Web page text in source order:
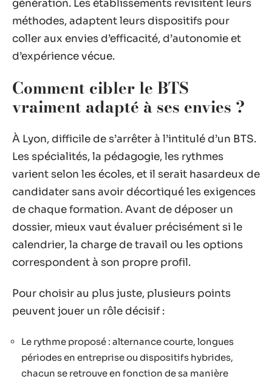
génération. Les établissements revisitent leurs
méthodes, adaptent leurs dispositifs pour
coller aux envies d’efficacité, d’autonomie et
d’expérience vécue.
Comment cibler le BTS
vraiment adapté à ses envies ?
À Lyon, difficile de s’arrêter à l’intitulé d’un BTS.
Les spécialités, la pédagogie, les rythmes
varient selon les écoles, et il serait hasardeux de
candidater sans avoir décortiqué les exigences
de chaque formation. Avant de déposer un
dossier, mieux vaut évaluer précisément si le
calendrier, la charge de travail ou les options
correspondent à son propre profil.
Pour choisir au plus juste, plusieurs points
peuvent jouer un rôle décisif :
Le rythme proposé : alternance courte, longues
périodes en entreprise ou dispositifs hybrides,
chacun se retrouve en fonction de sa manière